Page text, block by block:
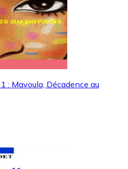
: Mavoula, Décadence au